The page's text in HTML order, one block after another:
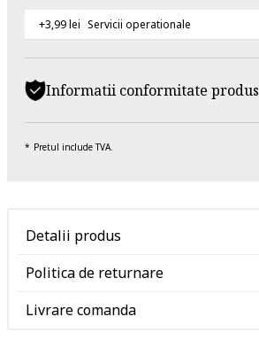
+3,99 lei Servicii operationale
Informatii conformitate produs
Pretul include TVA.
Detalii produs
Politica de returnare
Livrare comanda